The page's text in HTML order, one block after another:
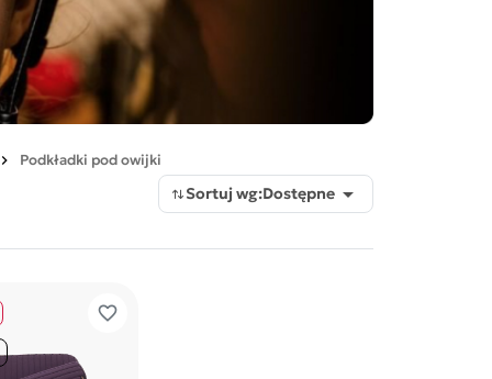
Podkładki pod owijki
Sortuj wg:Dostępne 
favorite_border